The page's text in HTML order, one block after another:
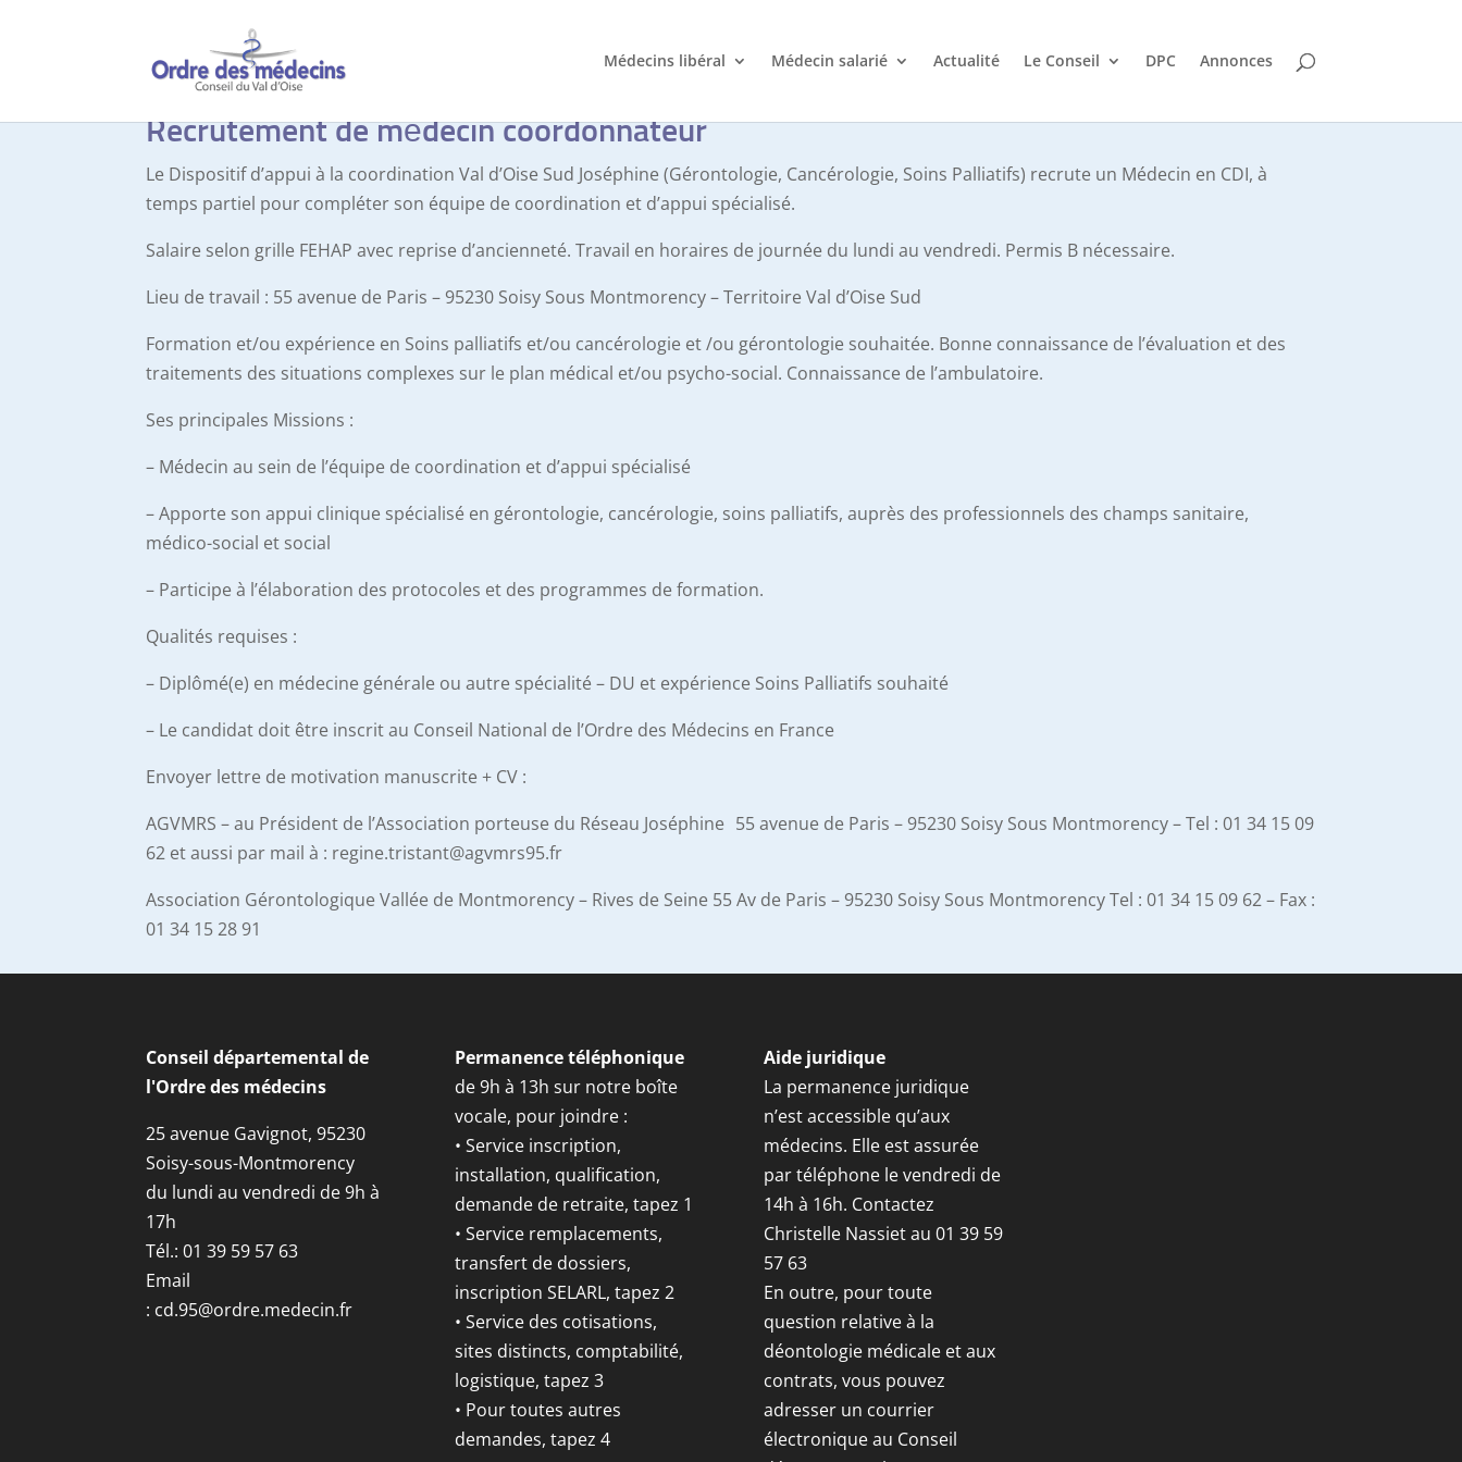
Médecins libéral Médecin salarié Actualité Le Conseil DPC Annonces
Recrutement de médecin coordonnateur
Le Dispositif d’appui à la coordination Val d’Oise Sud Joséphine (Gérontologie, Cancérologie, Soins Palliatifs) recrute un Médecin en CDI, à
temps partiel pour compléter son équipe de coordination et d’appui spécialisé.
Salaire selon grille FEHAP avec reprise d’ancienneté. Travail en horaires de journée du lundi au vendredi. Permis B nécessaire.
Lieu de travail : 55 avenue de Paris – 95230 Soisy Sous Montmorency – Territoire Val d’Oise Sud
Formation et/ou expérience en Soins palliatifs et/ou cancérologie et /ou gérontologie souhaitée. Bonne connaissance de l’évaluation et des
traitements des situations complexes sur le plan médical et/ou psycho-social. Connaissance de l’ambulatoire.
Ses principales Missions :
– Médecin au sein de l’équipe de coordination et d’appui spécialisé
– Apporte son appui clinique spécialisé en gérontologie, cancérologie, soins palliatifs, auprès des professionnels des champs sanitaire,
médico-social et social
– Participe à l’élaboration des protocoles et des programmes de formation.
Qualités requises :
– Diplômé(e) en médecine générale ou autre spécialité – DU et expérience Soins Palliatifs souhaité
– Le candidat doit être inscrit au Conseil National de l’Ordre des Médecins en France
Envoyer lettre de motivation manuscrite + CV :
AGVMRS – au Président de l’Association porteuse du Réseau Joséphine 55 avenue de Paris – 95230 Soisy Sous Montmorency – Tel : 01 34 15 09
62 et aussi par mail à : regine.tristant@agvmrs95.fr
Association Gérontologique Vallée de Montmorency – Rives de Seine 55 Av de Paris – 95230 Soisy Sous Montmorency Tel : 01 34 15 09 62 – Fax :
01 34 15 28 91
Conseil départemental de
l'Ordre des médecins
25 avenue Gavignot, 95230
Soisy-sous-Montmorency
du lundi au vendredi de 9h à
17h
Tél.: 01 39 59 57 63
Email
: cd.95@ordre.medecin.fr
Permanence téléphonique
de 9h à 13h sur notre boîte
vocale, pour joindre :
• Service inscription,
installation, qualification,
demande de retraite, tapez 1
• Service remplacements,
transfert de dossiers,
inscription SELARL, tapez 2
• Service des cotisations,
sites distincts, comptabilité,
logistique, tapez 3
• Pour toutes autres
demandes, tapez 4
Aide juridique
La permanence juridique
n’est accessible qu’aux
médecins. Elle est assurée
par téléphone le vendredi de
14h à 16h. Contactez
Christelle Nassiet au 01 39 59
57 63
En outre, pour toute
question relative à la
déontologie médicale et aux
contrats, vous pouvez
adresser un courrier
électronique au Conseil